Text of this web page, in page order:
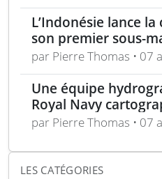
L’Indonésie lance
son premier sous-
le cadre du
par Pierre Thomas • 07
Une équipe
Royal Navy
du Firth of Clyde
par Pierre Thomas • 07
LES CATÉGORIES